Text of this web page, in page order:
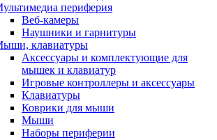
периферия
Веб-камеры
Наушники и гарнитуры
клавиатуры
Аксессуары и комплектующие для
мышек и клавиатур
Игровые контроллеры и аксессуары
Клавиатуры
Коврики для мыши
Мыши
Наборы периферии